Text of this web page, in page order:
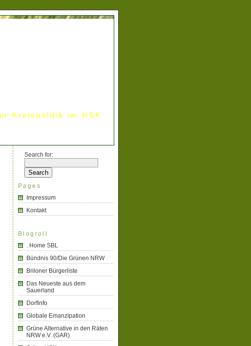
Kreispolitik im HSK
Search for:
Pages
Impressum
Kontakt
Blogroll
. Home SBL
Bündnis 90/Die Grünen NRW
Briloner Bürgerliste
Das Neueste aus dem
Sauerland
Dorfinfo
Globale Emanzipation
Grüne Alternative in den Räten
NRW e.V. (GAR)